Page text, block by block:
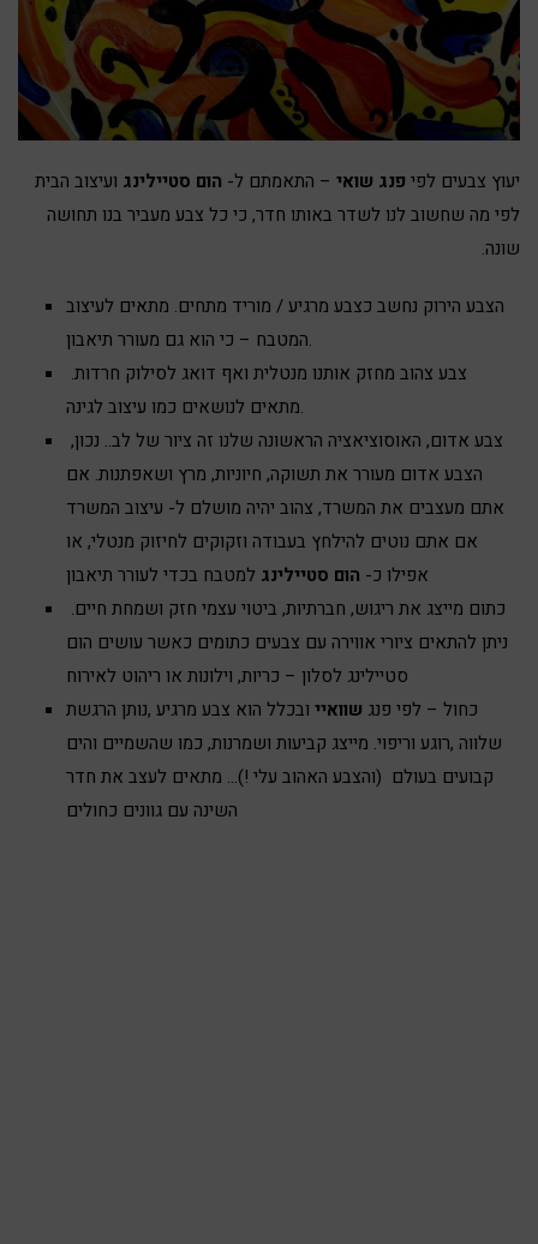
יעוץ צבעים לפי פנג שואי – התאמתם ל- הום סטיילינג ועיצוב הבית
לפי מה שחשוב לנו לשדר באותו חדר, כי כל צבע מעביר בנו תחושה
שונה.
הצבע הירוק נחשב כצבע מרגיע / מוריד מתחים. מתאים לעיצוב
המטבח – כי הוא גם מעורר תיאבון.
מתאים לנושאים כמו עיצוב לגינה.
הצבע אדום מעורר את תשוקה, חיוניות, מרץ ושאפתנות. אם
אתם מעצבים את המשרד, צהוב יהיה מושלם ל- עיצוב המשרד
אם אתם נוטים להילחץ בעבודה וזקוקים לחיזוק מנטלי, או
אפילו כ- הום סטיילינג למטבח בכדי לעורר תיאבון
ניתן להתאים ציורי אווירה עם צבעים כתומים כאשר עושים הום
סטיילינג לסלון – כריות, וילונות או ריהוט לאירוח
כחול – לפי פנג שוואיי ובכלל הוא צבע מרגיע ,נותן הרגשת
שלווה ,רוגע וריפוי. מייצג קביעות ושמרנות, כמו שהשמיים והים
קבועים בעולם (והצבע האהוב עלי !)… מתאים לעצב את חדר
השינה עם גוונים כחולים